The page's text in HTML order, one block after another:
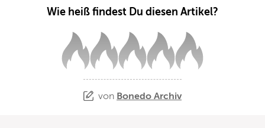
Wie heiß findest Du diesen Artikel?
von Bonedo Archiv